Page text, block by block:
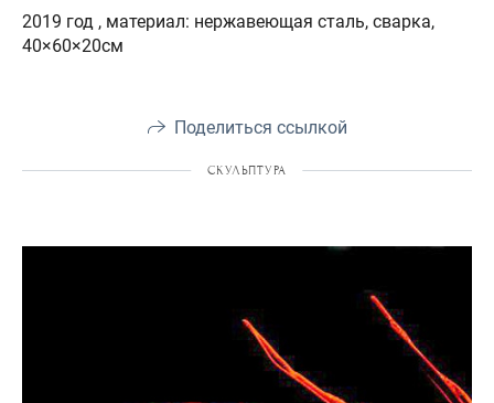
2019 год , материал: нержавеющая сталь, сварка,
40×60×20см
Поделиться ссылкой
СКУЛЬПТУРА